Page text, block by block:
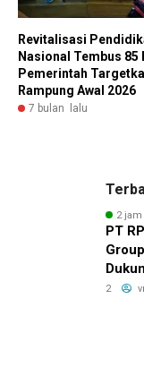
Revitalisasi
Nasional Tembus 85
Pemerintah
Rampung Awal 2026
7 bulan lalu
2
PT
2